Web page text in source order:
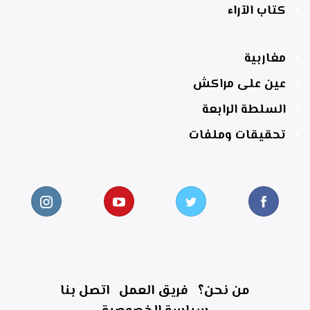
كتاب الآراء
مغاربية
عين على مراكش
السلطة الرابعة
تحقيقات وملفات
من نحن؟ فريق العمل اتصل بنا